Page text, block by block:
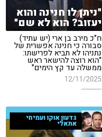
"ניתן לו חנינה והוא
יעזוב? הוא לא שם"
ח"כ מירב בן ארי (יש עתיד)
סבורה כי חנינה אפשרית של
נתניהו לא תביא לפרישתו:
"הוא רוצה להישאר ראש
ממשלה עד קץ הימים"
12/11/2025
גדעון אוקו ועמיחי
אתאלי